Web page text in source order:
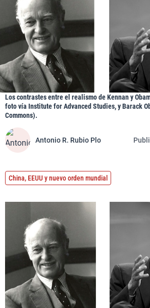
Los contrastes entre el realismo de Kennan y
foto vía Institute for Advanced Studies, y Barack
Commons).
Antonio R. Rubio Plo
China, EEUU y nuevo orden mundial